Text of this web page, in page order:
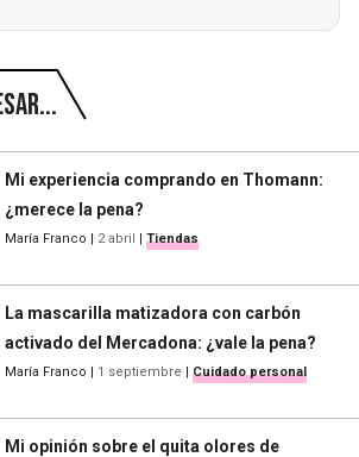
Mi experiencia comprando en Thomann:
¿merece la pena?
María Franco | 2 abril | Tiendas
La mascarilla matizadora con carbón
activado del Mercadona: ¿vale la pena?
María Franco | 1 septiembre | Cuidado personal
Mi opinión sobre el quita olores de